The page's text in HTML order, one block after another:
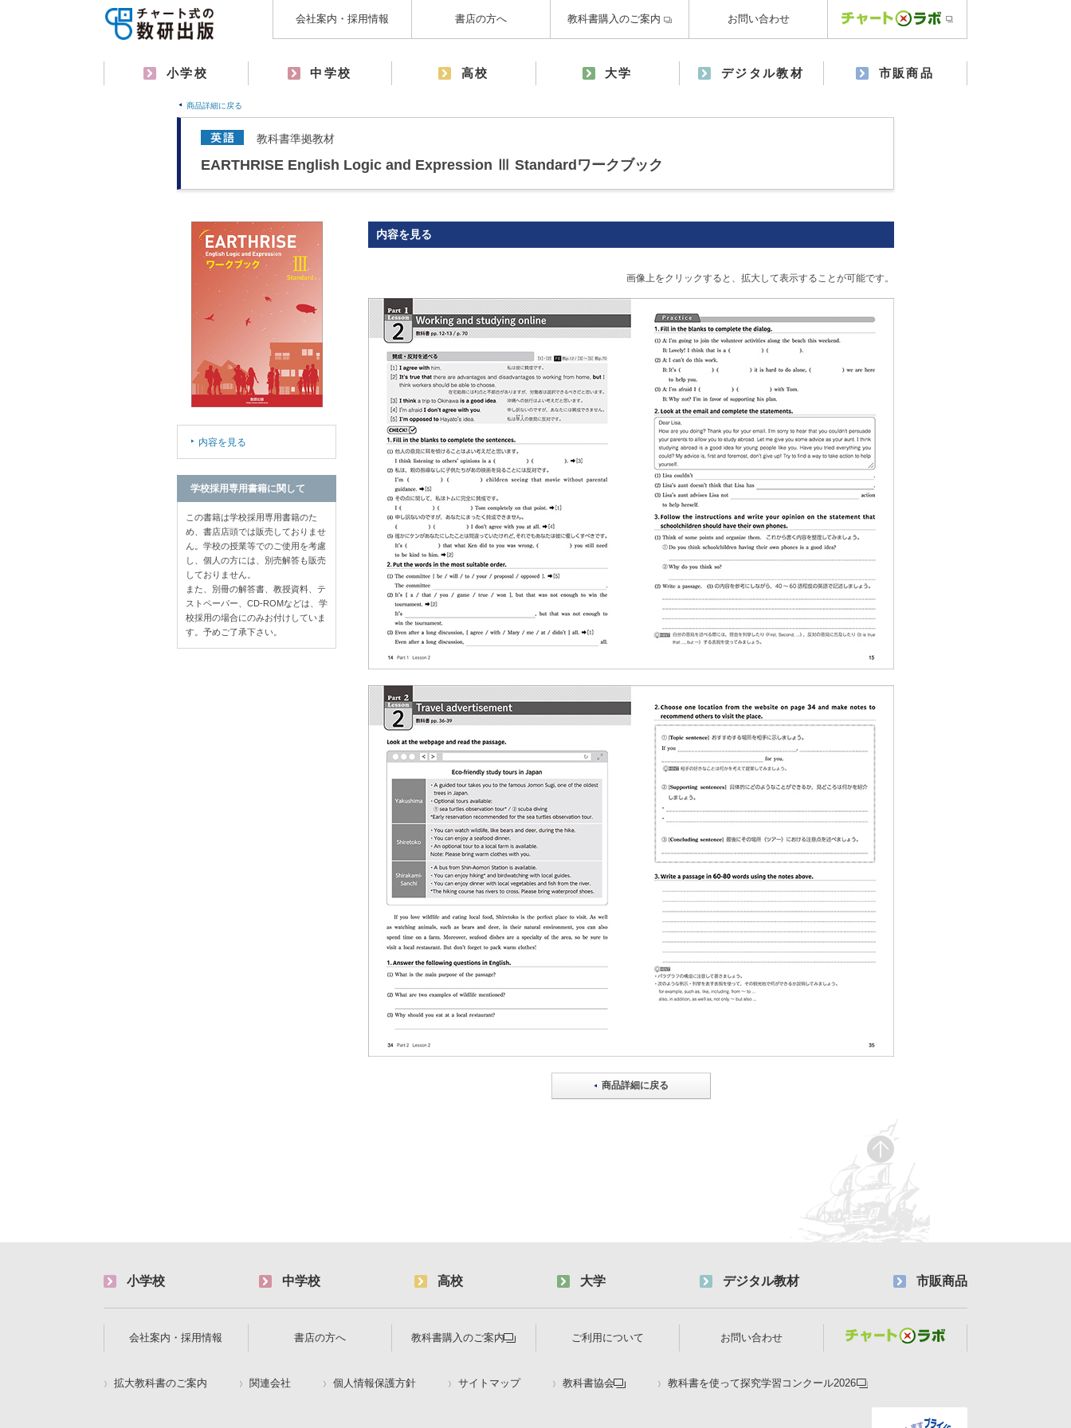
会社案内・採用情報 書店の方へ 教科書購入のご案内 お問い合わせ
小学校 中学校 高校 大学 デジタル教材 市販商品
商品詳細に戻る
教科書準拠教材
EARTHRISE English Logic and Expression Ⅲ Standardワークブック
内容を見る
画像上をクリックすると、拡大して表示することが可能です。
商品詳細に戻る
内容を見る
学校採用専用書籍に関して
この書籍は学校採用専用書籍のた
め、書店店頭では販売しておりませ
ん。学校の授業等でのご使用を考慮
し、個人の方には、別売解答も販売
しておりません。
また、別冊の解答書、教授資料、テ
ストペーパー、CD-ROMなどは、学
校採用の場合にのみお付けしていま
す。予めご了承下さい。
小学校 中学校 高校 大学 デジタル教材 市販商品
会社案内・採用情報 書店の方へ 教科書購入のご案内 ご利用について お問い合わせ
拡大教科書のご案内 関連会社 個人情報保護方針 サイトマップ 教科書協会 教科書を使って探究学習コンクール2026